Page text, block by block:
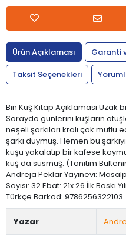
Ürün Açıklaması
Garanti
Taksit Seçenekleri
Bin Kuş Kitap Açıklaması Uzak
Sarayda günlerini kuşların
neşeli şarkıları kralı çok
şarkı duymuş. Hemen bu
kuşu yakalatıp bir kafese
kuş da susmuş. (Tanıtım
Andreja Peklar Yayınevi:
Sayısı: 32 Ebat: 21x 26 İlk Baskı
Türkçe Barkod: 9786256322103
Yazar